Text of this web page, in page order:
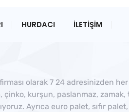
HURDACI İLETIŞIM
firması olarak 7 24 adresinizden
çinko, kurşun, paslanmaz, zamak,
Ayrıca euro palet, sıfır